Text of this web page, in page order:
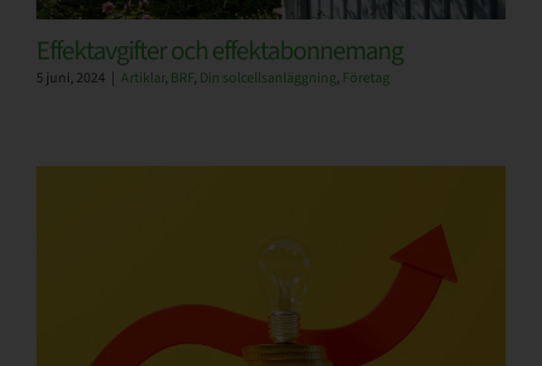
Effektavgifter och effektabonnemang
5 juni, 2024 Artiklar, BRF, Din solcellsanläggning, Företag